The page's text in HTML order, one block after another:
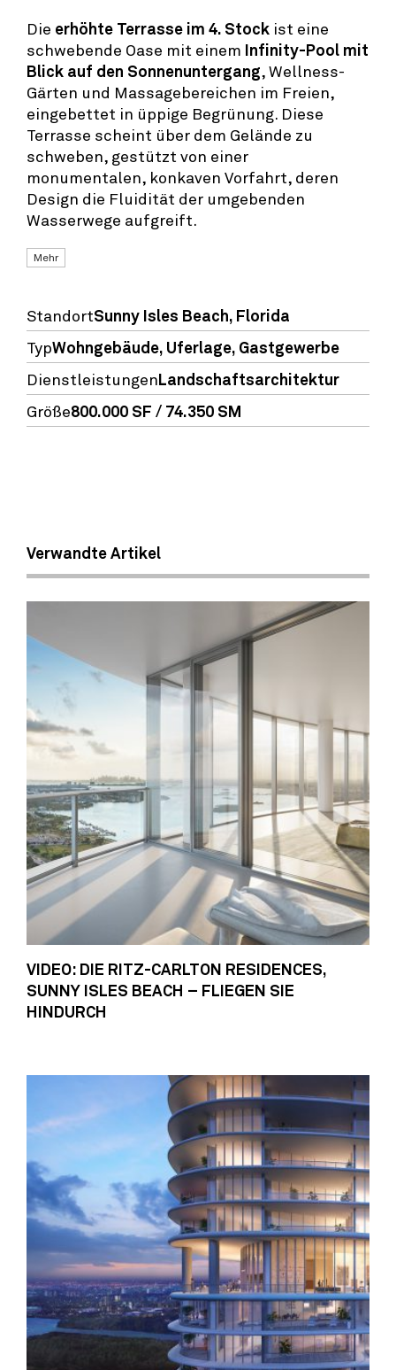
Die erhöhte Terrasse im 4. Stock ist eine
schwebende Oase mit einem Infinity-Pool mit
Blick auf den Sonnenuntergang, Wellness-
Gärten und Massagebereichen im Freien,
eingebettet in üppige Begrünung. Diese
Terrasse scheint über dem Gelände zu
schweben, gestützt von einer
monumentalen, konkaven Vorfahrt, deren
Design die Fluidität der umgebenden
Wasserwege aufgreift.
Mehr
StandortSunny Isles Beach, Florida
TypWohngebäude, Uferlage, Gastgewerbe
DienstleistungenLandschaftsarchitektur
Größe800.000 SF / 74.350 SM
Verwandte Artikel
VIDEO: DIE RITZ-CARLTON RESIDENCES,
SUNNY ISLES BEACH – FLIEGEN SIE
HINDURCH